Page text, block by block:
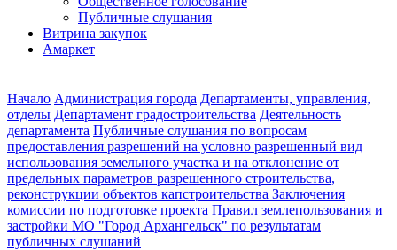
Публичные слушания
Витрина закупок
Амаркет
Начало Администрация города Департаменты, управления,
отделы Департамент градостроительства Деятельность
департамента Публичные слушания по вопросам
предоставления разрешений на условно разрешенный вид
использования земельного участка и на отклонение от
предельных параметров разрешенного строительства,
реконструкции объектов капстроительства Заключения
комиссии по подготовке проекта Правил землепользования и
застройки МО "Город Архангельск" по результатам
публичных слушаний